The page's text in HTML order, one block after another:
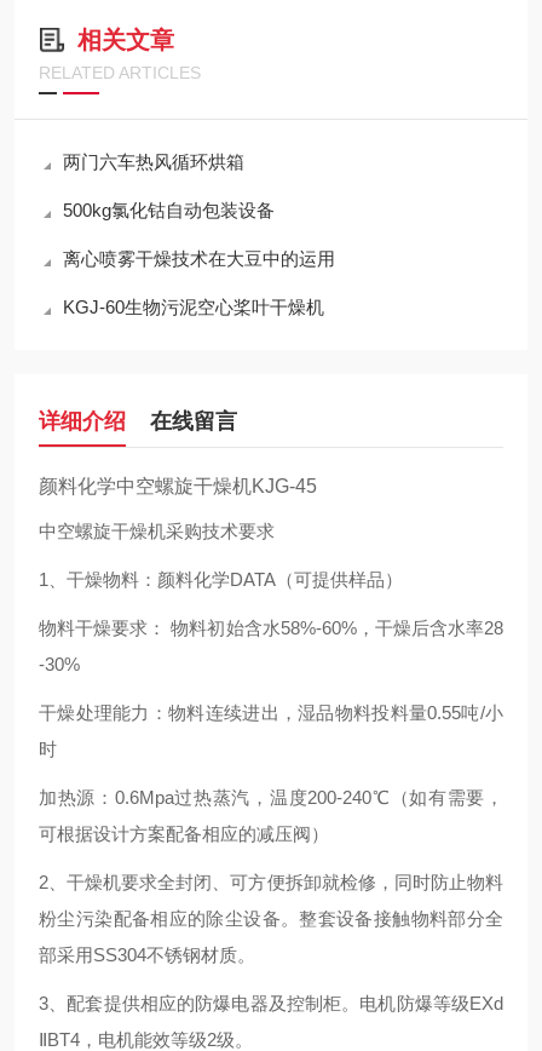
相关文章
RELATED ARTICLES
两门六车热风循环烘箱
500kg氯化钴自动包装设备
离心喷雾干燥技术在大豆中的运用
KGJ-60生物污泥空心桨叶干燥机
详细介绍 在线留言
颜料化学中空螺旋干燥机KJG-45
中空螺旋干燥机采购技术要求
1、干燥物料：颜料化学DATA（可提供样品）
物料干燥要求： 物料初始含水58%-60%，干燥后含水率28
-30%
干燥处理能力：物料连续进出，湿品物料投料量0.55吨/小
时
加热源：0.6Mpa过热蒸汽，温度200-240℃（如有需要，
可根据设计方案配备相应的减压阀）
2、干燥机要求全封闭、可方便拆卸就检修，同时防止物料
粉尘污染配备相应的除尘设备。整套设备接触物料部分全
部采用SS304不锈钢材质。
3、配套提供相应的防爆电器及控制柜。电机防爆等级EXd
ⅡBT4，电机能效等级2级。